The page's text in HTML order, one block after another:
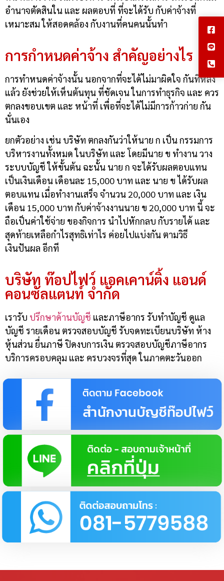
อำนาจตัดสินใน และ ผลตอบที่ ที่จะได้รับ กับค่าจ้างที่
เหมาะสม ให้สอดคล้อง กับงานที่คนคนนั้นทำ
การกำหนดค่าจ้าง สำคัญอย่างไร
การทำหนดค่าจ้างนั้น นอกจากที่จะได้ไม่มาผิดใจ กันทีหลัง
แล้ว ยังช่วยให้เห็นต้นทุน ที่ชัดเจน ในการทำธุรกิจ และ ควร
ตกลงขอบเขต และ หน้าที่ เพื่อที่จะได้ไม่มีการก้าวก่าย กัน
นั่นเอง
ยกตัวอย่าง เช่น บริษัท ตกลงกันว่าให้นาย ก เป็น กรรมการ
บริหารงานทั้งหมด ในบริษัท และ โดยมีนาย ข ทำงาน วาง
ระบบบัญชี ให้ขั้นต้น ฉะนั้น นาย ก จะได้รับผลตอบแทน
เป็นเงินเดือน เดือนละ 15,000 บาท และ นาย ข ได้รับผล
ตอบแทน เมื่อทำงานเสร็จ จำนวน 20,000 บาท และ เงิน
เดือน 15,000 บาท กับค่าจ้างงานนาย ข 20,000 บาท นี้ จะ
ถือเป็นค่าใช้จ่าย ของกิจการ นำไปหักกลบ กับรายได้ และ
สุดท้ายเหลือกำไรสุทธิเท่าไร ค่อยไปแบ่งกัน ตามวิธี
เงินปันผล อีกที
บริษัท ท๊อปไฟว์ แอคเคาน์ติ้ง แอนด์
คอนซัลแตนท์ จำกัด
เรารับ ปรึกษาด้านบัญชี และภาษีอากร รับทำบัญชี ดูแล
บัญชี รายเดือน ตรวจสอบบัญชี รับจดทะเบียนบริษัท ห้าง
หุ้นส่วน ยื่นภาษี ปิดงบการเงิน ตรวจสอบบัญชีภาษีอากร
บริการครอบคลุม และ ครบวงจรที่สุด ในภาคตะวันออก